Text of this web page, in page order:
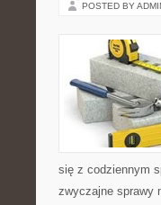
POSTED BY
się z codziennym
zwyczajne sprawy